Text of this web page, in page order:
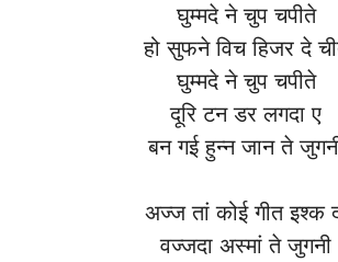
घुम्मदे ने चुप चपीते
हो सुफने विच हिजर दे
घुम्मदे ने चुप चपीते
दूरि टन डर लगदा ए
बन गई हुन्न जान ते
अज्ज तां कोई गीत इश्क
वज्जदा अस्मां ते जुगनी